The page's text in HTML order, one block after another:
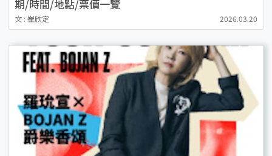
期/時間/地點/票價一覽
文 : 崔欣定 2026.03.20